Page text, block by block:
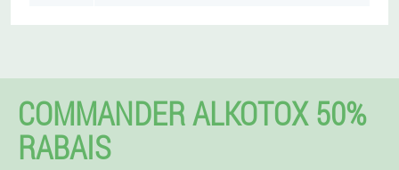
COMMANDER ALKOTOX 50%
RABAIS